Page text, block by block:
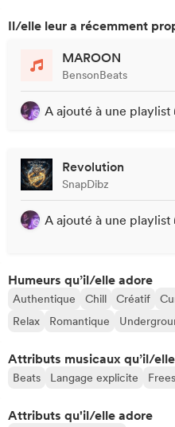
Il/elle leur a récemment
MAROON
BensonBeats
A ajouté à une playlist
Revolution
SnapDibz
A ajouté à une playlist
Humeurs qu’il/elle adore
Authentique Chill Créatif
Relax
Romantique
Attributs musicaux qu’il/
Beats Langage explicite
Attributs qu'il/elle adore